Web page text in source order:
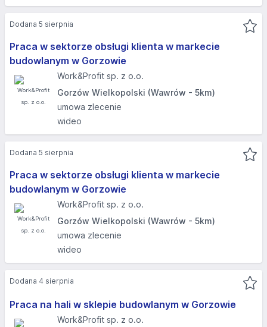
Praca w sektorze obsługi klienta w markecie
budowlanym w Gorzowie
Work&Profit sp. z o.o.
Gorzów Wielkopolski (Wawrów - 5km)
umowa zlecenie
wideo
Dodana 5 sierpnia
Praca w sektorze obsługi klienta w markecie
budowlanym w Gorzowie
Work&Profit sp. z o.o.
Gorzów Wielkopolski (Wawrów - 5km)
umowa zlecenie
wideo
Dodana 5 sierpnia
Praca na hali w sklepie budowlanym w Gorzowie
Work&Profit sp. z o.o.
Dodana 4 sierpnia